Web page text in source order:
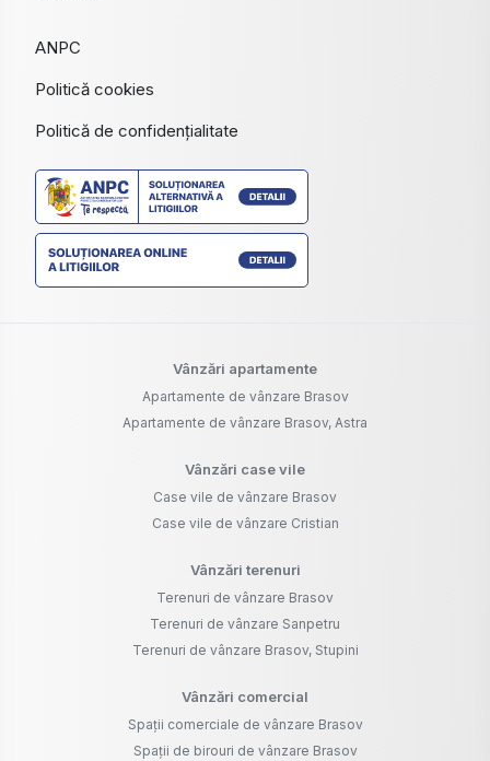
ANPC
Politică cookies
Politică de confidențialitate
Vânzări apartamente
Apartamente de vânzare Brasov
Apartamente de vânzare Brasov, Astra
Vânzări case vile
Case vile de vânzare Brasov
Case vile de vânzare Cristian
Vânzări terenuri
Terenuri de vânzare Brasov
Terenuri de vânzare Sanpetru
Terenuri de vânzare Brasov, Stupini
Vânzări comercial
Spații comerciale de vânzare Brasov
Spații de birouri de vânzare Brasov